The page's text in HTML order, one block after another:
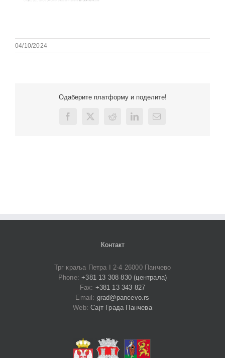
04/10/2024
Одаберите платформу и поделите!
Facebook
X Reddit LinkedInEmail
Контакт
Трг краља Петра I 2-4 26000 Панчево
Phone:+381 13 308 830 (централа)
Fax: +381 13 343 827
Email: grad@pancevo.rs
Web:Сајт Града Панчева